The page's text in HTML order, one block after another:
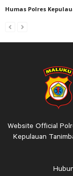
Humas Polres
Website Official
Kepulauan